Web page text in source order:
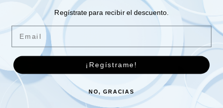
Añadir al carrito Añadir al carrito
Regístrate para recibir el descuento.
Email
¡Regístrame!
NO, GRACIAS